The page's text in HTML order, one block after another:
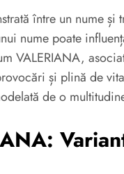
între un nume și
nume poate
VALERIANA,
și plină de
de o